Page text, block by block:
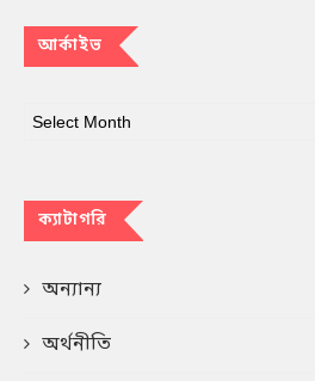
আর্কাইভ
ক্যাটাগরি
অন্যান্য
অর্থনীতি